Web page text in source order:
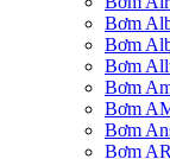
Bơm
Bơm
Bơm
Bơm
Bơm
Bơm
Bơm